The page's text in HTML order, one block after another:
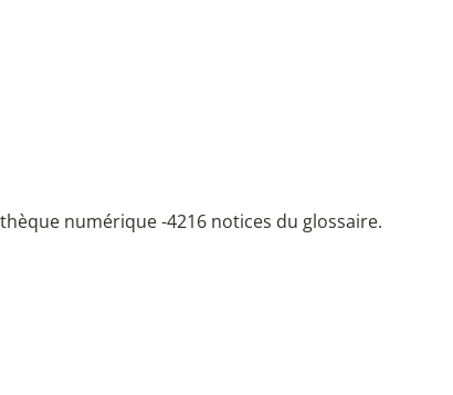
numérique -4216 notices du glossaire.